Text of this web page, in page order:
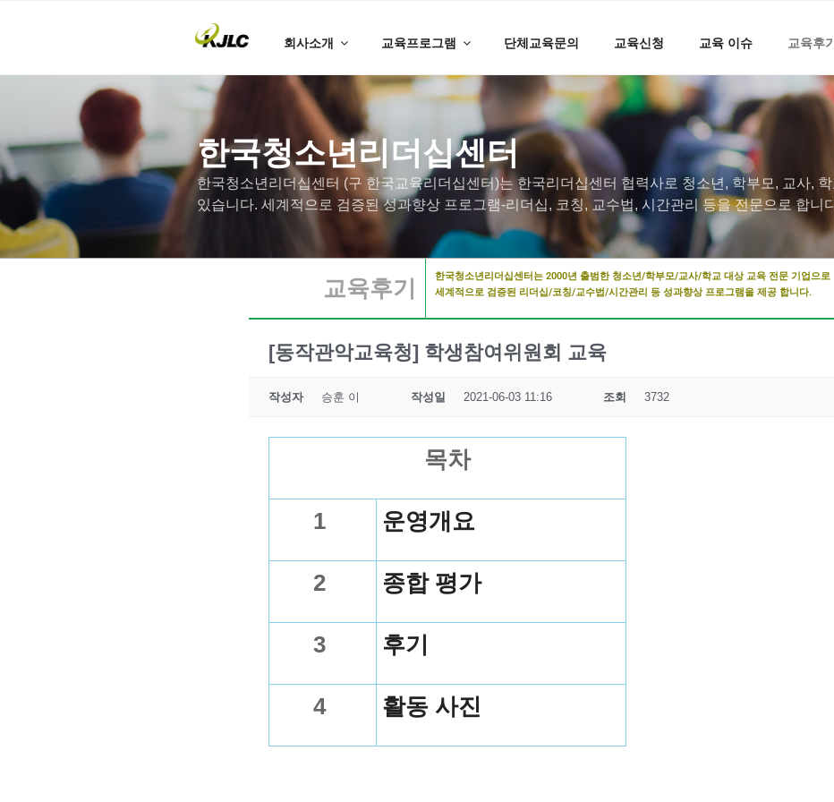
한국청소년리더십센터
한국청소년리더십센터 (구 한국교육리더십센터)는 한국리더십센터 협력사로 청소년, 학부모, 교사,
있습니다. 세계적으로 검증된 성과향상 프로그램-리더십, 코칭, 교수법, 시간관리 등을 전문으로 합니
회사소개 교육프로그램 단체교육문의 교육신청 교육 이슈 교육후기
교육후기
한국청소년리더십센터는 2000년 출범한 청소년/학부모/교사/학교 대상 교육 전문 기업으로
세계적으로 검증된 리더십/코칭/교수법/시간관리 등 성과향상 프로그램을 제공 합니다.
[동작관악교육청] 학생참여위원회 교육
작성자 승훈 이 작성일 2021-06-03 11:16 조회 3732
목차
1 운영개요
2 종합 평가
3 후기
4 활동 사진